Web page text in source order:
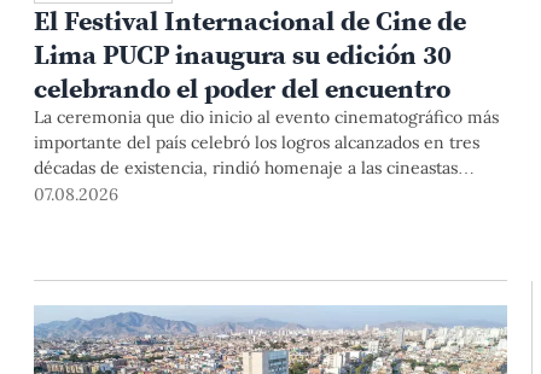
El Festival Internacional de Cine de
Lima PUCP inaugura su edición 30
celebrando el poder del encuentro
La ceremonia que dio inicio al evento cinematográfico más
importante del país celebró los logros alcanzados en tres
décadas de existencia, rindió homenaje a las cineastas
Mariana Rondón y Marité Ugás, y planteó un llamado de
07.08.2026